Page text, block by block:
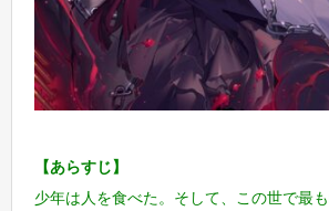
【あらすじ】
少年は人を食べた。そして、この世で最